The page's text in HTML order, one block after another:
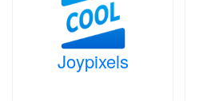
Joypixels